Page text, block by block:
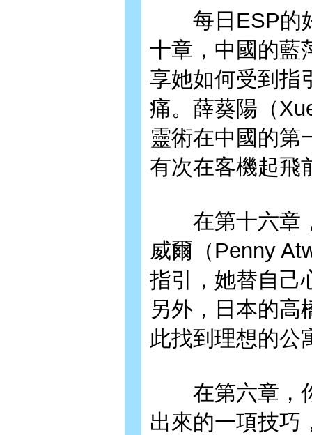
每日ESP的好
十章，中國的藍
享她如何受到指
痛。薛葵陽（
靈術在中國的第
有次在客機起飛
在第十六章，
威爾（Penny
指引，她替自己
另外，日本的高
此找到理想的公
在第六章，你
出來的一項技巧